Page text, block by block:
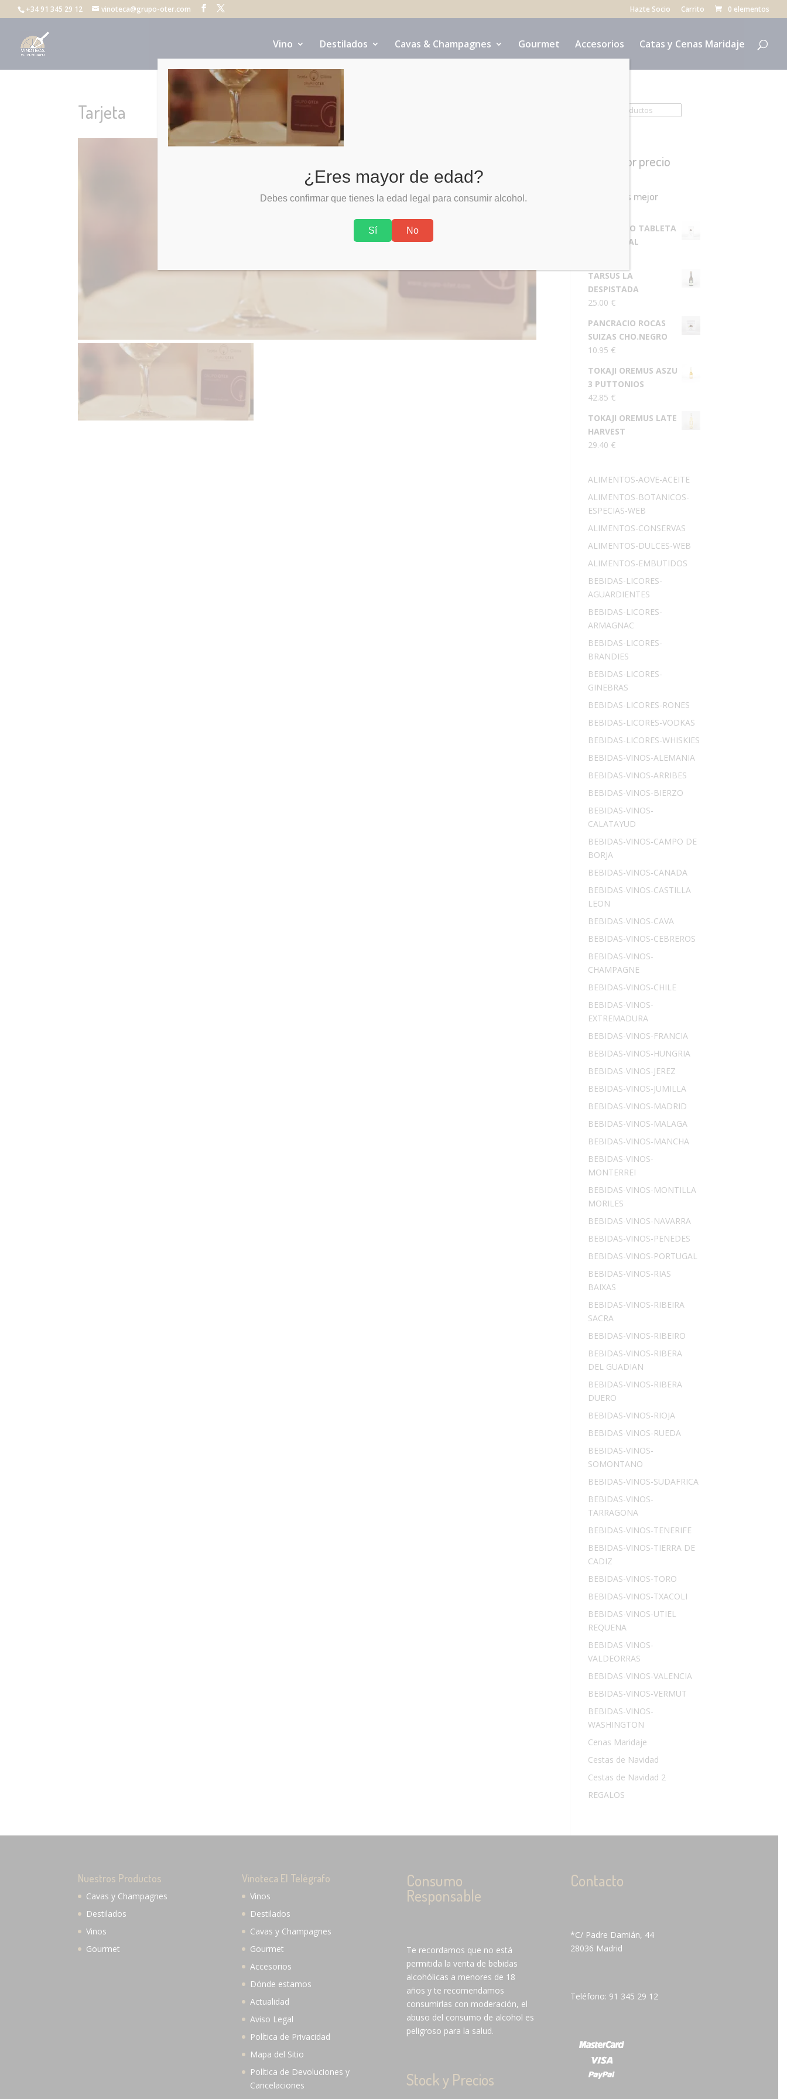
+34 91 345 29 12 vinoteca@grupo-oter.com Hazte Socio Carrito 0 elementos
Vino Destilados Cavas & Champagnes Gourmet Accesorios Catas y Cenas Maridaje
Tarjeta
Filtrar por precio
Productos mejor
PANCRACIO TABLETA
FLOR DE SAL
TARSUS LA
DESPISTADA
25.00 €
PANCRACIO ROCAS
SUIZAS CHO.NEGRO
10.95 €
TOKAJI OREMUS ASZU
3 PUTTONIOS
42.85 €
TOKAJI OREMUS LATE
HARVEST
29.40 €
ALIMENTOS-AOVE-ACEITE
ALIMENTOS-BOTANICOS-
ESPECIAS-WEB
ALIMENTOS-CONSERVAS
ALIMENTOS-DULCES-WEB
ALIMENTOS-EMBUTIDOS
BEBIDAS-LICORES-
AGUARDIENTES
BEBIDAS-LICORES-
ARMAGNAC
BEBIDAS-LICORES-
BRANDIES
BEBIDAS-LICORES-
GINEBRAS
BEBIDAS-LICORES-RONES
BEBIDAS-LICORES-VODKAS
BEBIDAS-LICORES-WHISKIES
BEBIDAS-VINOS-ALEMANIA
BEBIDAS-VINOS-ARRIBES
BEBIDAS-VINOS-BIERZO
BEBIDAS-VINOS-
CALATAYUD
BEBIDAS-VINOS-CAMPO DE
BORJA
BEBIDAS-VINOS-CANADA
BEBIDAS-VINOS-CASTILLA
LEON
BEBIDAS-VINOS-CAVA
BEBIDAS-VINOS-CEBREROS
BEBIDAS-VINOS-
CHAMPAGNE
BEBIDAS-VINOS-CHILE
BEBIDAS-VINOS-
EXTREMADURA
BEBIDAS-VINOS-FRANCIA
BEBIDAS-VINOS-HUNGRIA
BEBIDAS-VINOS-JEREZ
BEBIDAS-VINOS-JUMILLA
BEBIDAS-VINOS-MADRID
BEBIDAS-VINOS-MALAGA
BEBIDAS-VINOS-MANCHA
BEBIDAS-VINOS-
MONTERREI
BEBIDAS-VINOS-MONTILLA
MORILES
BEBIDAS-VINOS-NAVARRA
BEBIDAS-VINOS-PENEDES
BEBIDAS-VINOS-PORTUGAL
BEBIDAS-VINOS-RIAS
BAIXAS
BEBIDAS-VINOS-RIBEIRA
SACRA
BEBIDAS-VINOS-RIBEIRO
BEBIDAS-VINOS-RIBERA
DEL GUADIAN
BEBIDAS-VINOS-RIBERA
DUERO
BEBIDAS-VINOS-RIOJA
BEBIDAS-VINOS-RUEDA
BEBIDAS-VINOS-
SOMONTANO
BEBIDAS-VINOS-SUDAFRICA
BEBIDAS-VINOS-
TARRAGONA
BEBIDAS-VINOS-TENERIFE
BEBIDAS-VINOS-TIERRA DE
CADIZ
BEBIDAS-VINOS-TORO
BEBIDAS-VINOS-TXACOLI
BEBIDAS-VINOS-UTIEL
REQUENA
BEBIDAS-VINOS-
VALDEORRAS
BEBIDAS-VINOS-VALENCIA
BEBIDAS-VINOS-VERMUT
BEBIDAS-VINOS-
WASHINGTON
Cenas Maridaje
Cestas de Navidad
Cestas de Navidad 2
REGALOS
Nuestros Productos
Cavas y Champagnes
Destilados
Vinos
Gourmet
Vinoteca El Telégrafo
Vinos
Destilados
Cavas y Champagnes
Gourmet
Accesorios
Dónde estamos
Actualidad
Aviso Legal
Política de Privacidad
Mapa del Sitio
Política de Devoluciones y
Cancelaciones
Consumo
Responsable
Te recordamos que no está
permitida la venta de bebidas
alcohólicas a menores de 18
años y te recomendamos
consumirlas con moderación, el
abuso del consumo de alcohol es
peligroso para la salud.
Stock y Precios
Contacto
*C/ Padre Damián, 44
28036 Madrid
Teléfono: 91 345 29 12
¿Eres mayor de edad?
Debes confirmar que tienes la edad legal para consumir alcohol.
Sí No